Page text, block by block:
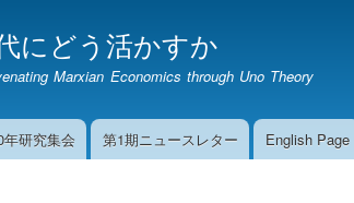
にどう活かすか
Marxian Economics through Uno Theory
研究集会 第1期ニュースレター English Page